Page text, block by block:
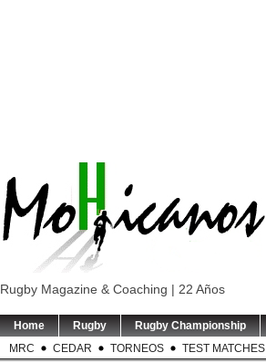
Rugby Magazine & Coaching | 22 Años
Home Rugby Rugby Championship
MRC
CEDAR TORNEOS TEST MATCHES